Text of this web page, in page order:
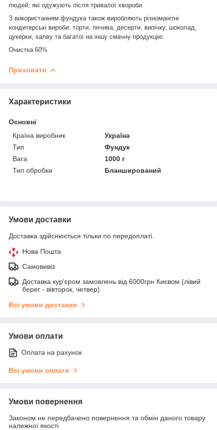
людей, які одужують після тривалої хвороби.
З використанням фундука також виробляють різноманітні
кондитерські вироби: торти, печива, десерти, випічку, шоколад,
цукерки, халву та багатої на іншу смачну продукцію.
Очистка 60%
Приховати
Характеристики
Основні
Країна виробник
Україна
Тип
Фундук
Вага
1000 г
Тип обробки
Бланширований
Умови доставки
Доставка здійснюється тільки по передоплаті.
Нова Пошта
Самовивіз
Доставка кур'єром замовлень від 6000грн Києвом (лівий
берег - вівторок, четвер)
Всі умови доставки
Умови оплати
Оплата на рахунок
Всі умови оплати
Умови повернення
Законом не передбачено повернення та обмін даного товару
належної якості